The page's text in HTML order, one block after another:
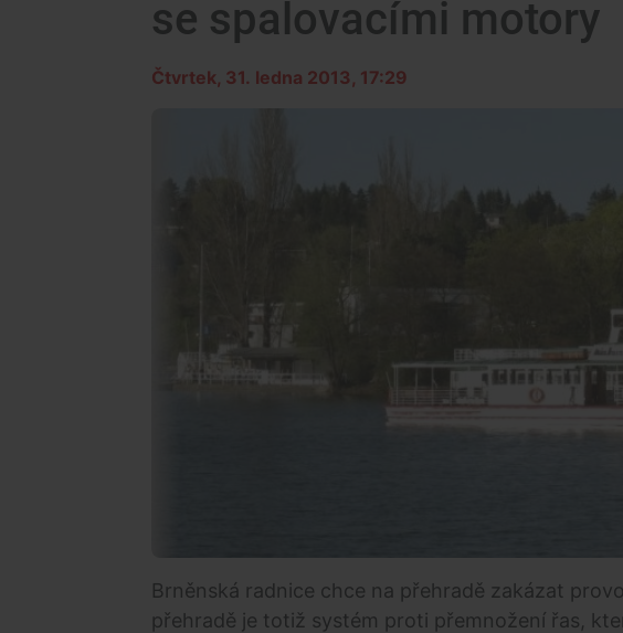
se spalovacími motory
Čtvrtek, 31. ledna 2013, 17:29
Brněnská radnice chce na přehradě zakázat
přehradě je totiž systém proti přemnožení řas,